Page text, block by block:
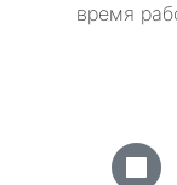
время